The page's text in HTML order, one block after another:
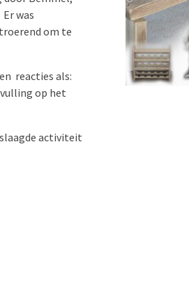
was
om te
reacties als:
op het
activiteit